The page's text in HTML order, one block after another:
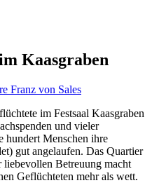
Kaasgraben
Franz von Sales
im Festsaal Kaasgraben
und vieler
hundert Menschen ihre
gut angelaufen. Das Quartier
Betreuung macht
Geflüchteten mehr als wett.